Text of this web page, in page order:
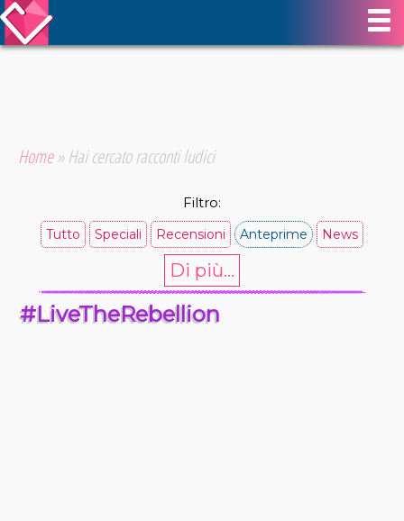
Home»Hai cercato racconti ludici
Filtro:
Tutto Speciali Recensioni Anteprime News
Di più...
#LiveTheRebellion